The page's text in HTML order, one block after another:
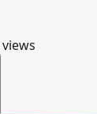
views